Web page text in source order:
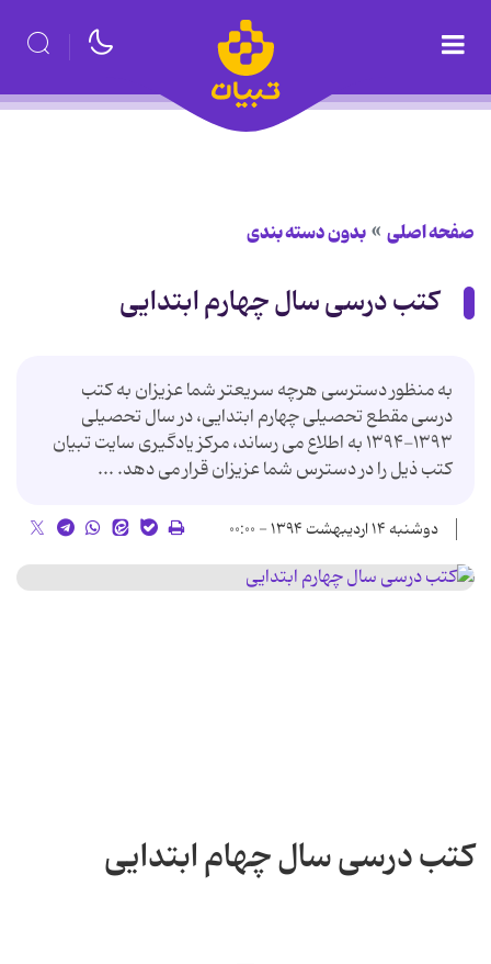
صفحه اصلی بدون دسته بندی
کتب درسی سال چهارم ابتدایی
به منظور دسترسی هرچه سریعتر شما عزیزان به کتب
درسی مقطع تحصیلی چهارم ابتدایی، در سال تحصیلی
۱۳۹۳-۱۳۹۴ به اطلاع می رساند، مرکز یادگیری سایت تبیان
کتب ذیل را در دسترس شما عزیزان قرار می دهد. ...
دوشنبه ۱۴ اردیبهشت ۱۳۹۴ - ۰۰:۰۰
کتب درسی سال چهام ابتدایی